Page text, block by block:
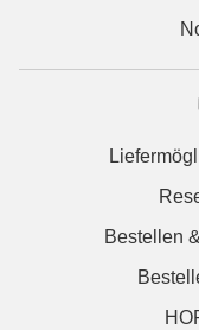
Bestellen